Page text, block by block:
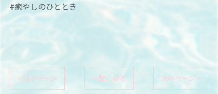
#癒やしのひととき
< 前のページ 一覧に戻る 次のページ >